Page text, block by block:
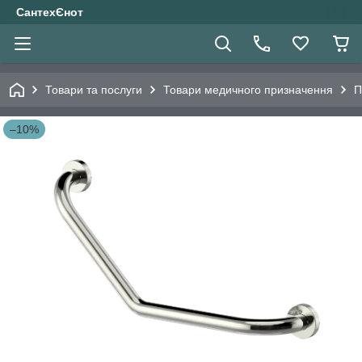
СантехЄнот
Товари та послуги Товари медичного призначення
–10%